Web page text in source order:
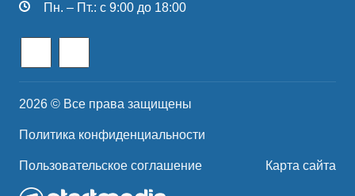
Пн. – Пт.: с 9:00 до 18:00
2026 © Все права защищены
Политика конфиденциальности
Пользовательское соглашение Карта сайта